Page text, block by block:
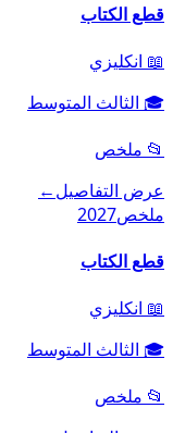
قطع الكتاب
📖 انكليزي
🎓 الثالث المتوسط
📂 ملخص
عرض التفاصيل←
ملخص2027
قطع الكتاب
📖 انكليزي
🎓 الثالث المتوسط
📂 ملخص